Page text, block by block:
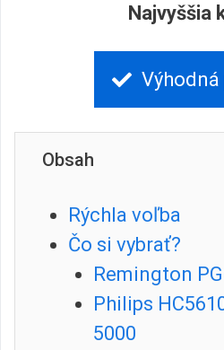
Najvyššia
Obsah
Rýchla voľba
Čo si vybrať?
Remington
Philips
5000